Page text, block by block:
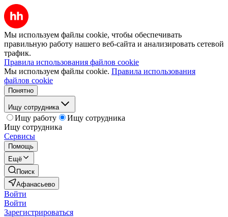
Мы используем файлы cookie, чтобы обеспечивать
правильную работу нашего веб-сайта и анализировать сетевой
трафик.
Правила использования файлов cookie
Мы используем файлы cookie. Правила использования
файлов cookie
Понятно
Ищу сотрудника
Ищу работу
Ищу сотрудника
Ищу сотрудника
Сервисы
Помощь
Ещё
Поиск
Афанасьево
Войти
Войти
Зарегистрироваться